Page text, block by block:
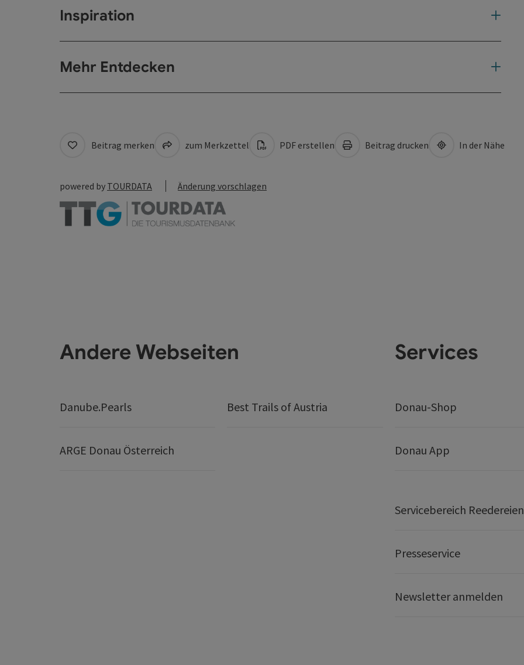
Inspiration
Mehr Entdecken
Beitrag merken zum Merkzettel PDF erstellen Beitrag drucken In der Nähe
powered by TOURDATA Änderung vorschlagen
Andere Webseiten
Danube.Pearls Best Trails of Austria
ARGE Donau Österreich
Services
Donau-Shop
Donau App
Servicebereich Reedereien
Presseservice
Newsletter anmelden